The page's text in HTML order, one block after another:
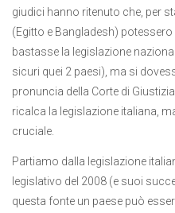
giudici hanno ritenuto che, per
(Egitto e Bangladesh)
bastasse la legislazione
sicuri quei 2 paesi), ma si
pronuncia della Corte di
ricalca la legislazione italiana,
cruciale.
Partiamo dalla legislazione
legislativo del 2008 (e suoi
questa fonte un paese può